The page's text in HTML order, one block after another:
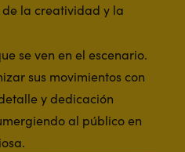
la creatividad y la
se ven en el escenario.
sus movimientos con
y dedicación
al público en